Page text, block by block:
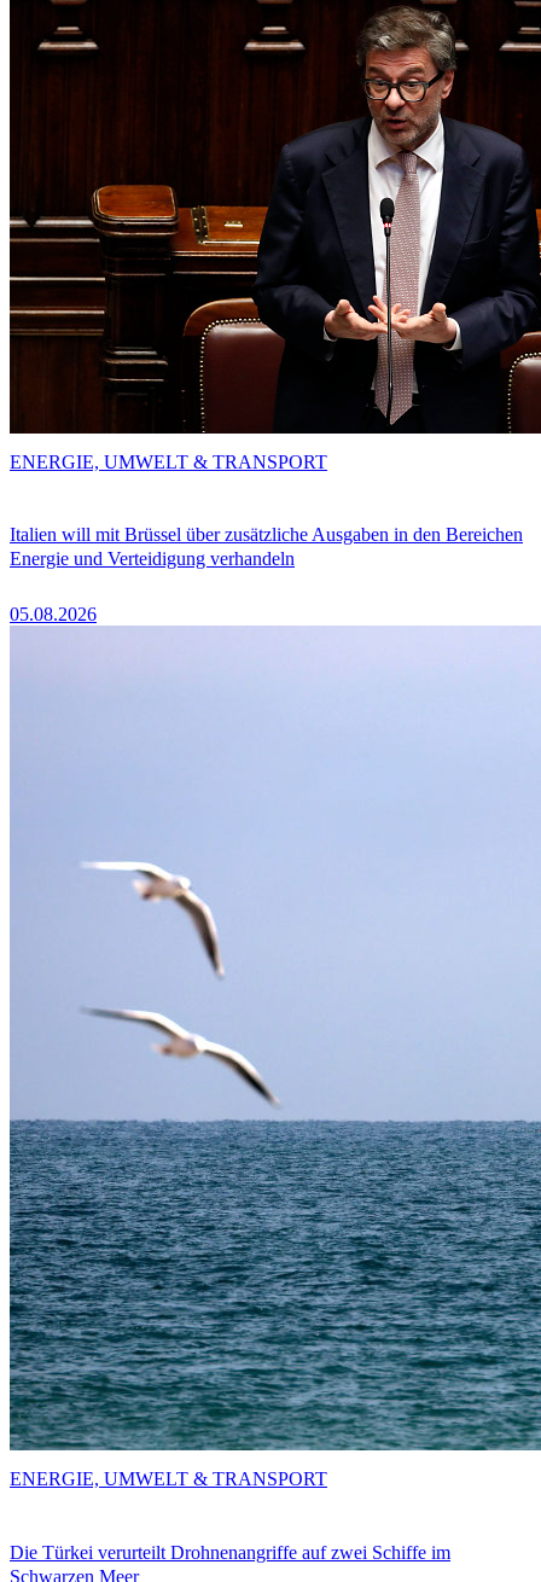
Italien will mit Brüssel über zusätzliche Ausgaben in den Bereichen
Energie und Verteidigung verhandeln
05.08.2026
ENERGIE, UMWELT & TRANSPORT
Die Türkei verurteilt Drohnenangriffe auf zwei Schiffe im
Schwarzen Meer
ENERGIE, UMWELT & TRANSPORT